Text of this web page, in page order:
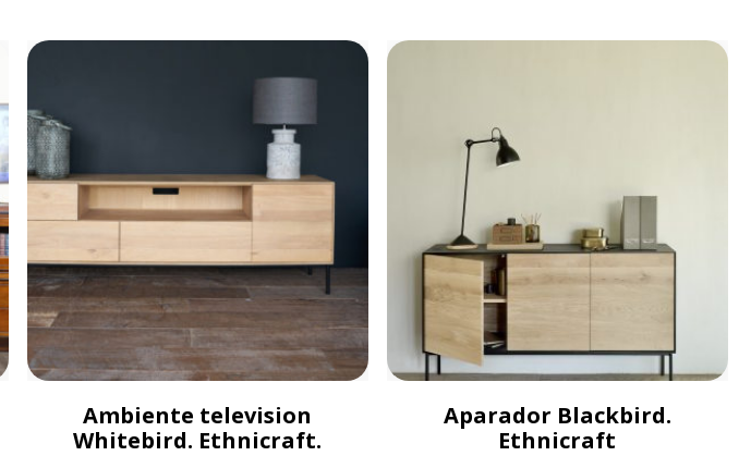
Ambiente television
Whitebird. Ethnicraft.
Aparador Blackbird.
Ethnicraft